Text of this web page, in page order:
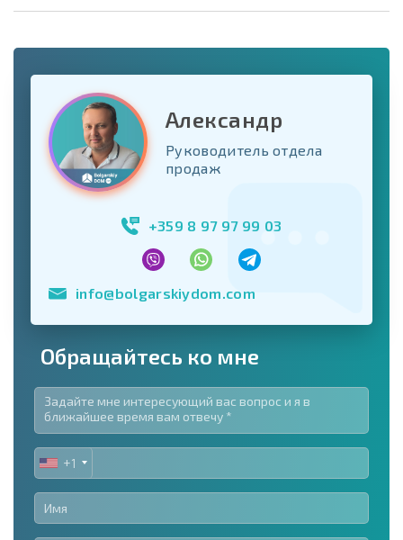
Александр
Руководитель отдела
продаж
+359 8 97 97 99 03
info@bolgarskiydom.com
Обращайтесь ко мне
UNITED
STATES
+1
+1